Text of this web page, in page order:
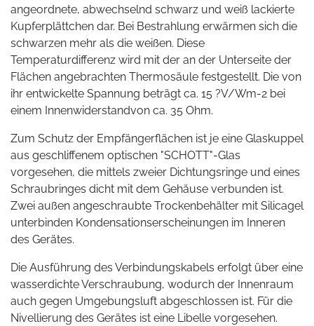
angeordnete, abwechselnd schwarz und weiß lackierte
Kupferplättchen dar. Bei Bestrahlung erwärmen sich die
schwarzen mehr als die weißen. Diese
Temperaturdifferenz wird mit der an der Unterseite der
Flächen angebrachten Thermosäule festgestellt. Die von
ihr entwickelte Spannung beträgt ca. 15 ?V/Wm-2 bei
einem Innenwiderstandvon ca. 35 Ohm.
Zum Schutz der Empfängerflächen ist je eine Glaskuppel
aus geschliffenem optischen "SCHOTT"-Glas
vorgesehen, die mittels zweier Dichtungsringe und eines
Schraubringes dicht mit dem Gehäuse verbunden ist.
Zwei außen angeschraubte Trockenbehälter mit Silicagel
unterbinden Kondensationserscheinungen im Inneren
des Gerätes.
Die Ausführung des Verbindungskabels erfolgt über eine
wasserdichte Verschraubung, wodurch der Innenraum
auch gegen Umgebungsluft abgeschlossen ist. Für die
Nivellierung des Gerätes ist eine Libelle vorgesehen.